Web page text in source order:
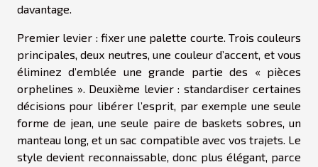
davantage.
Premier levier : fixer une palette courte. Trois couleurs
principales, deux neutres, une couleur d’accent, et vous
éliminez d’emblée une grande partie des « pièces
orphelines ». Deuxième levier : standardiser certaines
décisions pour libérer l’esprit, par exemple une seule
forme de jean, une seule paire de baskets sobres, un
manteau long, et un sac compatible avec vos trajets. Le
style devient reconnaissable, donc plus élégant, parce